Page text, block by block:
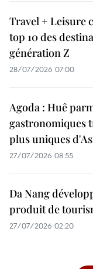
Travel + Leisure
top 10 des
génération Z
28/07/2026 07:00
Agoda : Huê
gastronomiques
plus uniques
27/07/2026 08:55
Da Nang
produit de
27/07/2026 02:20